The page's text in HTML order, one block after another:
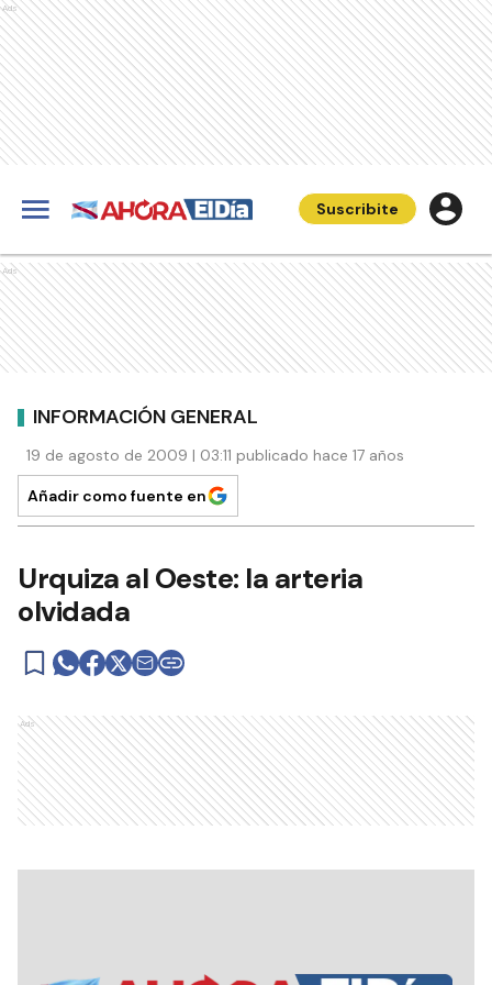
Ads
Suscribite
Ads
INFORMACIÓN GENERAL
19 de agosto de 2009 | 03:11 publicado hace 17 años
Añadir como fuente en
Urquiza al Oeste: la arteria
olvidada
Ads